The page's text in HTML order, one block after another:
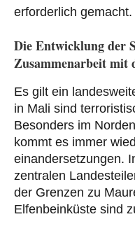
erforderlich gemacht.
Die Entwicklung der
Zusammenarbeit
Es gilt ein
in Mali sind
Besonders im
kommt es immer
einander­setzungen.
zentralen
der Grenzen zu
Elfenbeinküste sind